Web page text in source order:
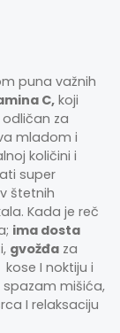
puna važnih
C, koji
za
mladom i
količini i
super
štetnih
Kada je reč
ima dosta
gvožđa za
I noktiju i
mišića,
I relaksaciju